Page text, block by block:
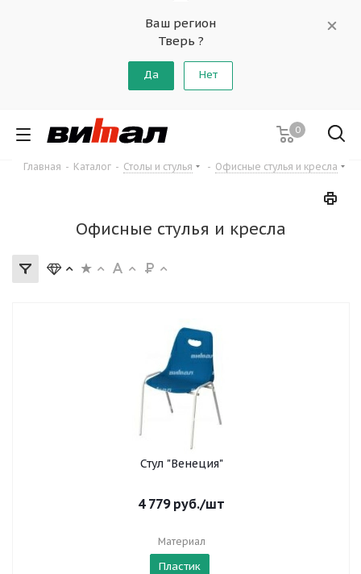
Ваш регион
Тверь ?
Да Нет
0
Главная - Каталог - Столы и стулья - Офисные стулья и кресла
Офисные стулья и кресла
Стул "Венеция"
4 779руб./шт
Материал
Пластик